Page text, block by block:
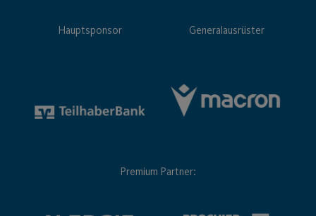
Hauptsponsor Generalausrüster
Premium Partner: